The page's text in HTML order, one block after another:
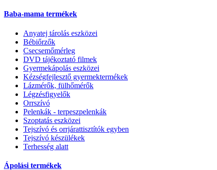
Baba-mama termékek
Anyatej tárolás eszközei
Bébiőrzők
Csecsemőmérleg
DVD tájékoztató filmek
Gyermekápolás eszközei
Kézségfejlesztő gyermektermékek
Lázmérők, fülhőmérők
Légzésfigyelők
Orrszívó
Pelenkák - terpeszpelenkák
Szoptatás eszközei
Tejszívó és orrjárattisztítók egyben
Tejszívó készülékek
Terhesség alatt
Ápolási termékek